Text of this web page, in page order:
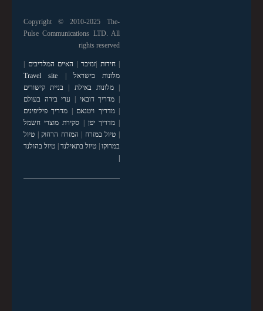
Copyright © 2010-2025 The-
Pulse Communications LTD. All
rights reserved
|חידות זנזיבר האיים המלדיבים
מלונות בישראל
Travel site
|מלונות באילת
בניית קישורים
מדריך דובאי
ערי בירה בעולם
|מדריך ויטנאם
מדריך פיליפינים
|מדריך יפן
סקירת מוצרי חשמל
טיול במזרח המזרח הרחוק| טיול
במרוקו| טיול בתאילנד| טיול בהולנד